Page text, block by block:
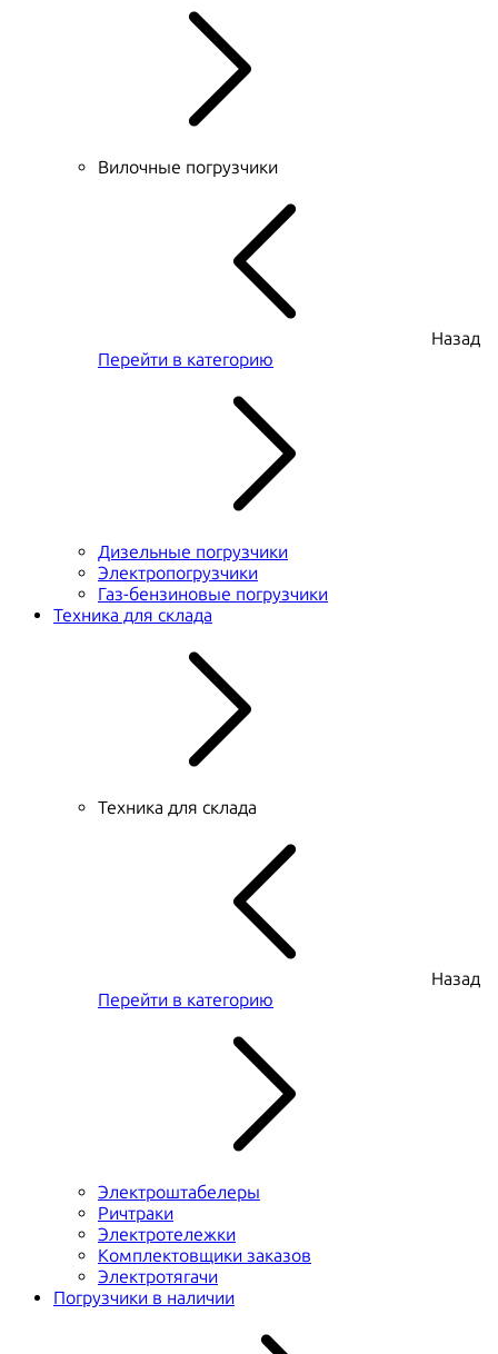
Вилочные погрузчики
Назад
Перейти в категорию
Дизельные погрузчики
Электропогрузчики
Газ-бензиновые погрузчики
Техника для склада
Техника для склада
Назад
Перейти в категорию
Электроштабелеры
Ричтраки
Электротележки
Комплектовщики заказов
Электротягачи
Погрузчики в наличии